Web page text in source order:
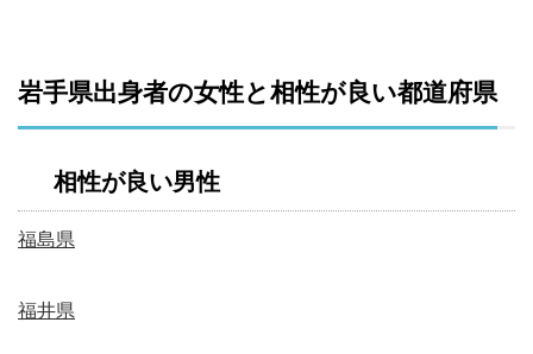
岩手県出身者の女性と相性が良い都道府県
相性が良い男性
福島県
福井県